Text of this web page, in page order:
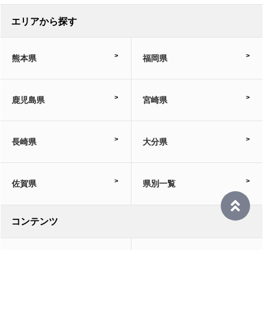
エリアから探す
熊本県 福岡県
鹿児島県 宮崎県
長崎県 大分県
佐賀県 県別一覧
コンテンツ